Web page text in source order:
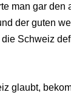
man gar den
der guten
die Schweiz
glaubt,